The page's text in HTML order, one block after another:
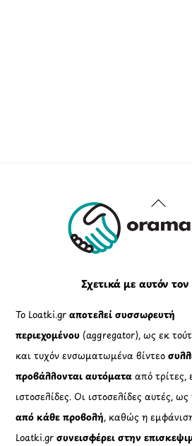
Back
To
Σχετικά με αυτόν τον
Το Loatki.grαποτελεί συσσωρευτή
περιεχομένου (aggregator), ως εκ
και τυχόν ενσωματωμένα βίντεο
προβάλλονται αυτόματααπό τρίτες,
ιστοσελίδες. Οι ιστοσελίδες αυτές,
από κάθε προβολή, καθώς η
Loatki.gr συνεισφέρει στην